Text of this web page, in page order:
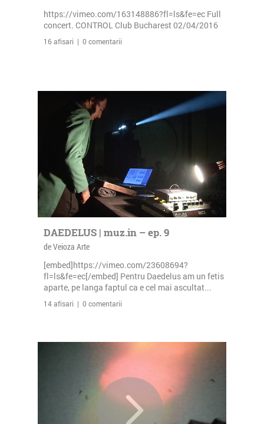
https://vimeo.com/163148886?fl=ls&fe=ec Full
concert. CONTROL Club Bucharest 02/04/2016
16 afisari | 0 comentarii
DAEDELUS | muz.in – ep. 9
de Veioza Arte
[embed]https://vimeo.com/23608694?
fl=ls&fe=ec[/embed] Pentru Daedelus am un fetis
aparte, pe langa faptul ca e cel mai ascultat...
14 afisari | 0 comentarii